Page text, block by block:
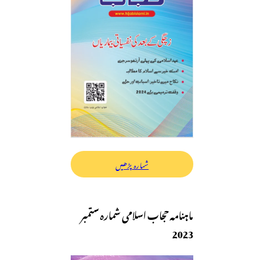
شمارہ پڑھیں
ماہنامہ حجاب اسلامی شمارہ ستمبر
2023